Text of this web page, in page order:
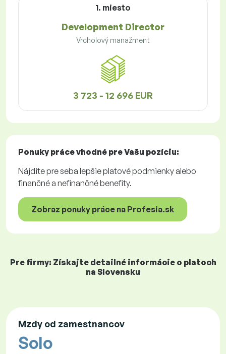
1. miesto
Development Director
Vrcholový manažment
3 723 - 12 696 EUR
Ponuky prácevhodné pre Vašu pozíciu:
Nájdite pre seba lepšie platové podmienky alebo
finančné a nefinančné benefity.
Zobraz ponuky práce na Profesia.sk
Pre firmy: Získajte detailné informácie o platoch
na Slovensku
Mzdy od zamestnancov
Solo